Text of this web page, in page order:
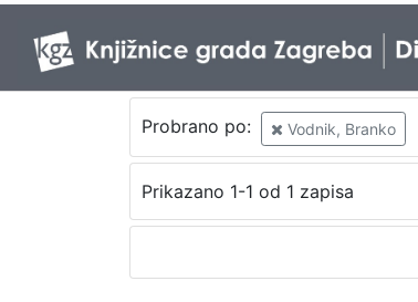
Probrano po: Vodnik, Branko
Prikazano 1-1 od 1 zapisa